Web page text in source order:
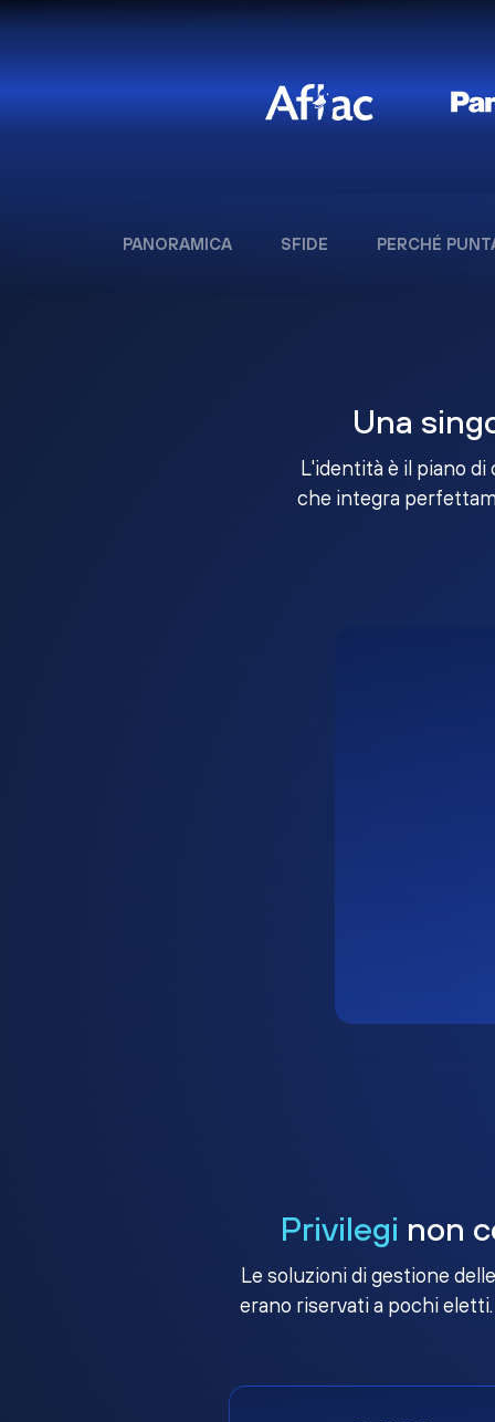
PANORAMICA SFIDE PERCHÉ
Una
L'identità è il piano
che integra
Privilegi non
Le soluzioni di gestione
erano riservati a pochi